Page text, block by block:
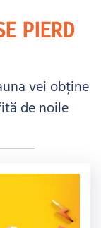
PIERD
vei obține
de noile